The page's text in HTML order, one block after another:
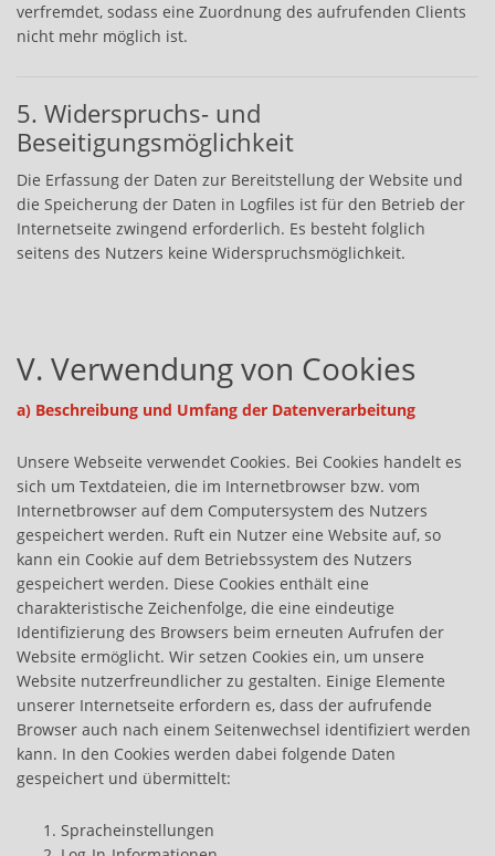
verfremdet, sodass eine Zuordnung des aufrufenden Clients
nicht mehr möglich ist.
5. Widerspruchs- und
Beseitigungsmöglichkeit
Die Erfassung der Daten zur Bereitstellung der Website und
die Speicherung der Daten in Logfiles ist für den Betrieb der
Internetseite zwingend erforderlich. Es besteht folglich
seitens des Nutzers keine Widerspruchsmöglichkeit.
V. Verwendung von Cookies
a) Beschreibung und Umfang der Datenverarbeitung
Unsere Webseite verwendet Cookies. Bei Cookies handelt es
sich um Textdateien, die im Internetbrowser bzw. vom
Internetbrowser auf dem Computersystem des Nutzers
gespeichert werden. Ruft ein Nutzer eine Website auf, so
kann ein Cookie auf dem Betriebssystem des Nutzers
gespeichert werden. Diese Cookies enthält eine
charakteristische Zeichenfolge, die eine eindeutige
Identifizierung des Browsers beim erneuten Aufrufen der
Website ermöglicht. Wir setzen Cookies ein, um unsere
Website nutzerfreundlicher zu gestalten. Einige Elemente
unserer Internetseite erfordern es, dass der aufrufende
Browser auch nach einem Seitenwechsel identifiziert werden
kann. In den Cookies werden dabei folgende Daten
gespeichert und übermittelt:
Spracheinstellungen